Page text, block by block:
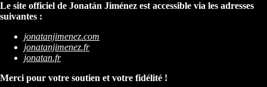
Le site officiel de Jonatán Jiménez est accessible via les adresses
suivantes :
jonatanjimenez.com
jonatanjimenez.fr
jonatan.fr
Merci pour votre soutien et votre fidélité !